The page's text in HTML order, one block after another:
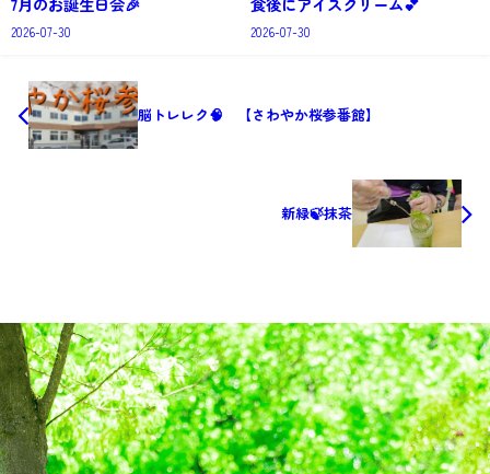
2026-07-30 2026-07-30
脳トレレク🧠 【さわやか桜参番館】
新緑🍃抹茶